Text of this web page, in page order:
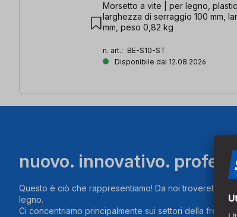
Morsetto a vite | per legno,
larghezza di serraggio 100 mm,
mm, peso 0,82 kg
n. art.: BE-S10-ST
Disponibile dal 12.08.2026
nuovo. innovativo.
Questo è ciò che rappresentiamo! Da noi troverete
legno.
Ci concentriamo principalmente sui settori della